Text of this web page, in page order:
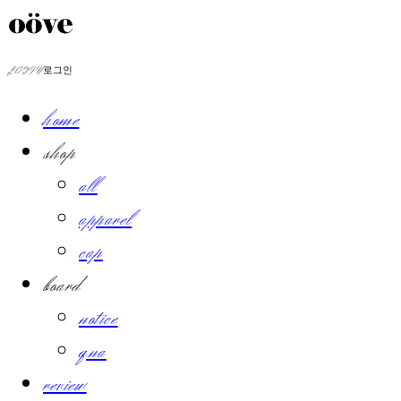
LOG IN로그인
home
shop
all
apparel
cap
board
notice
qna
review